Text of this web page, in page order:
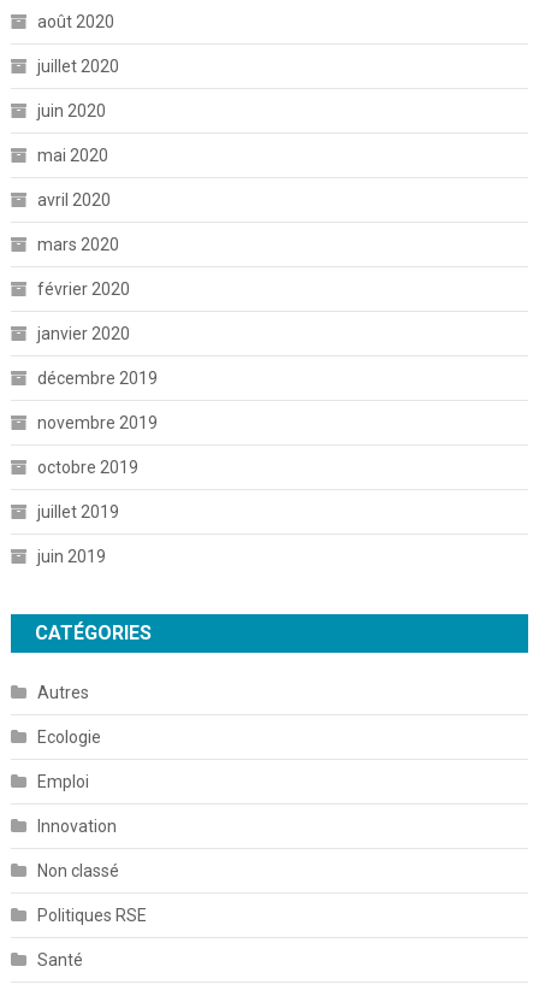
août 2020
juillet 2020
juin 2020
mai 2020
avril 2020
mars 2020
février 2020
janvier 2020
décembre 2019
novembre 2019
octobre 2019
juillet 2019
juin 2019
CATÉGORIES
Autres
Ecologie
Emploi
Innovation
Non classé
Politiques RSE
Santé